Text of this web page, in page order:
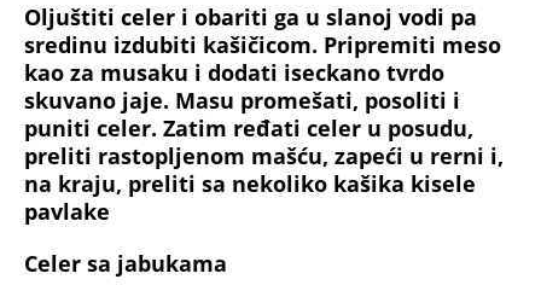
Oljuštiti celer i obariti ga u slanoj vodi pa
sredinu izdubiti kašičicom. Pripremiti meso
kao za musaku i dodati iseckano tvrdo
skuvano jaje. Masu promešati, posoliti i
puniti celer. Zatim ređati celer u posudu,
preliti rastopljenom mašću, zapeći u rerni i,
na kraju, preliti sa nekoliko kašika kisele
pavlake
Celer sa jabukama